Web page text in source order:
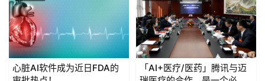
心脏AI软件成为近日FDA的
「AI+医疗/医药」腾讯与迈